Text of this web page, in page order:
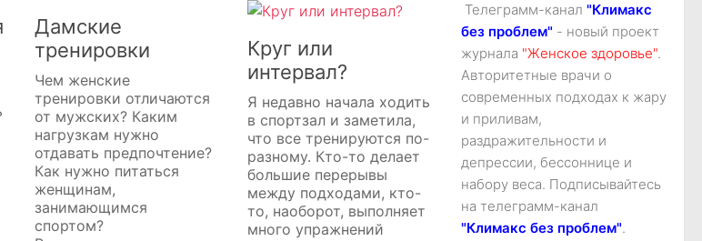
Дамские
тренировки
Чем женские
тренировки отличаются
от мужских? Каким
нагрузкам нужно
отдавать предпочтение?
Как нужно питаться
женщинам,
занимающимся
спортом?
Круг или
интервал?
Я недавно начала ходить
в спортзал и заметила,
что все тренируются по-
разному. Кто-то делает
большие перерывы
между подходами, кто-
то, наоборот, выполняет
много упражнений
Телеграмм-канал "Климакс
без проблем" - новый проект
журнала "Женское здоровье".
Авторитетные врачи о
современных подходах к жару
и приливам,
раздражительности и
депрессии, бессоннице и
набору веса. Подписывайтесь
на телеграмм-канал
"Климакс без проблем".